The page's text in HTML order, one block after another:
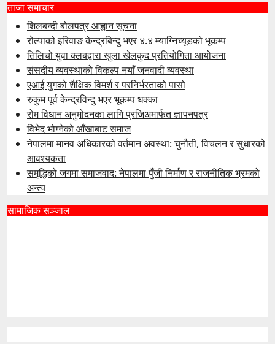
ताजा समाचार
शिलबन्दी बोलपत्र आह्वान सूचना
रोल्पाको इरिवाङ केन्द्रबिन्दु भएर ४.४ म्याग्निच्यूडको भूकम्प
तिलिचो युवा क्लबद्वारा खुला खेलकुद प्रतियोगिता आयोजना
संसदीय व्यवस्थाको विकल्प नयाँ जनवादी व्यवस्था
एआई युगको शैक्षिक विमर्श र परनिर्भरताको पासो
रुकुम पूर्व केन्द्रविन्दु भएर भूकम्प धक्का
रोम विधान अनुमोदनका लागि प्रजिअमार्फत ज्ञापनपत्र
विभेद भोग्नेको आँखाबाट समाज
नेपालमा मानव अधिकारको वर्तमान अवस्था: चुनौती, विचलन र सुधारको
आवश्यकता
समृद्धिको जगमा समाजवाद: नेपालमा पुँजी निर्माण र राजनीतिक भ्रमको
अन्त्य
सामाजिक सञ्जाल